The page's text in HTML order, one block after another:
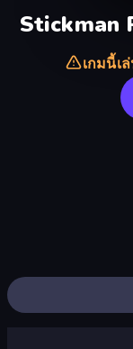
Stickman
เกมนี้เ